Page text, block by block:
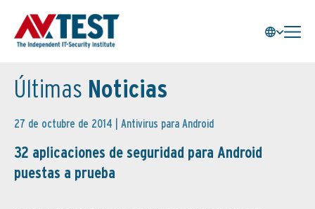
Últimas Noticias
27 de octubre de 2014 | Antivirus para Android
32 aplicaciones de seguridad para Android
puestas a prueba